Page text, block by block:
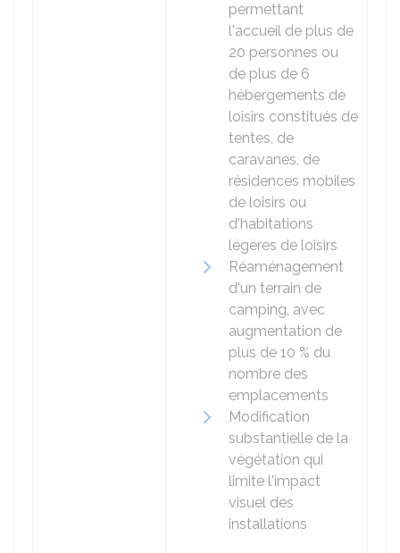
permettant
l'accueil de plus de
20 personnes ou
de plus de 6
hébergements de
loisirs constitués de
tentes, de
caravanes, de
résidences mobiles
de loisirs ou
d'habitations
légères de loisirs
Réaménagement
d'un terrain de
camping, avec
augmentation de
plus de 10 % du
nombre des
emplacements
Modification
substantielle de la
végétation qui
limite l'impact
visuel des
installations